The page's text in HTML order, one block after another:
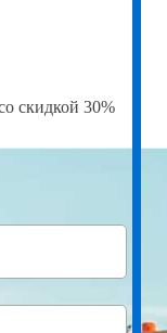
скидкой 30%